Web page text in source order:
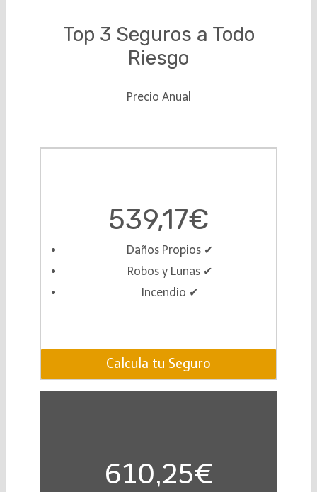
Top 3 Seguros a Todo
Riesgo
Precio Anual
539,17€
Daños Propios ✔︎
Robos y Lunas ✔︎
Incendio ✔︎
Calcula tu Seguro
610,25€